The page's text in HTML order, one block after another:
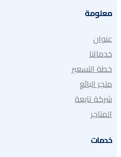
معلومة
عنوان
خدماتنا
خطة التسعير
متجر البائع
شركة تابعة
المتاجر
خدمات